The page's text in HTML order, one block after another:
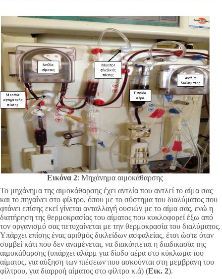
Εικόνα 2: Μηχάνημα αιμοκάθαρσης
Το μηχάνημα της αιμοκάθαρσης έχει αντλία που αντλεί το αίμα σας
και το πηγαίνει στο φίλτρο, όπου με το σύστημα του διαλύματος που
φτάνει επίσης εκεί γίνεται ανταλλαγή ουσιών με το αίμα σας, ενώ η
διατήρηση της θερμοκρασίας του αίματος που κυκλοφορεί έξω από
τον οργανισμό σας πετυχαίνεται με την θερμοκρασία του διαλύματος.
Υπάρχει επίσης ένας αριθμός δικλείδων ασφαλείας, έτσι ώστε όταν
συμβεί κάτι που δεν αναμένεται, να διακόπτεται η διαδικασία της
αιμοκάθαρσης (υπάρχει αλάρμ για δίοδο αέρα στο κύκλωμα του
αίματος, για αύξηση των πιέσεων που ασκούνται στη μεμβράνη του
φίλτρου, για διαρροή αίματος στο φίλτρο κ.ά) (Εικ. 2).